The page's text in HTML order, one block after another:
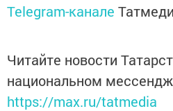
Telegram-канале
Читайте новости
национальном
https://max.ru/tatmedia